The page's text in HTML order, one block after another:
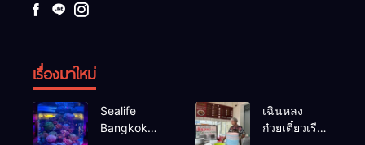
เรื่องมาใหม่
Sealife
Bangkok
เฉินหลง
ก๋วยเตี๋ยวเรือ